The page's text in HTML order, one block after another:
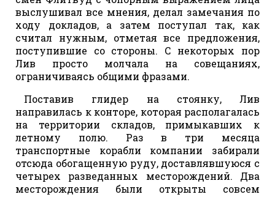
выслушивал все мнения, делал замечания по
ходу докладов, а затем поступал так, как
считал нужным, отметая все предложения,
поступившие со стороны. С некоторых пор
Лив просто молчала на совещаниях,
ограничиваясь общими фразами.
Поставив глидер на стоянку, Лив
направилась к конторе, которая располагалась
на территории складов, примыкавших к
летному полю. Раз в три месяца
транспортные корабли компании забирали
отсюда обогащенную руду, доставлявшуюся с
четырех разведанных месторождений. Два
месторождения были открыты совсем